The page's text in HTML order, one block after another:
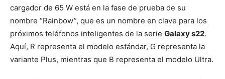
cargador de 65 W está en la fase de prueba de su
nombre “Rainbow”, que es un nombre en clave para los
próximos teléfonos inteligentes de la serie Galaxy s22.
Aquí, R representa el modelo estándar, G representa la
variante Plus, mientras que B representa el modelo Ultra.